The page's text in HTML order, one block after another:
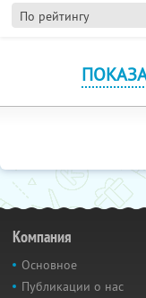
По рейтингу
Компания
Основное
Публикации о нас